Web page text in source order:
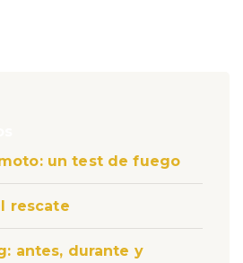
un test de fuego
rescate
antes, durante y